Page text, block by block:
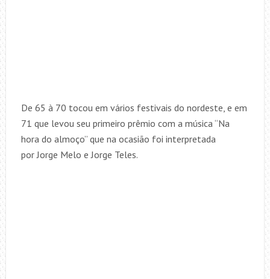
De 65 à 70 tocou em vários festivais do nordeste, e em
71 que levou seu primeiro prêmio com a música “Na
hora do almoço” que na ocasião foi interpretada
por Jorge Melo e Jorge Teles.